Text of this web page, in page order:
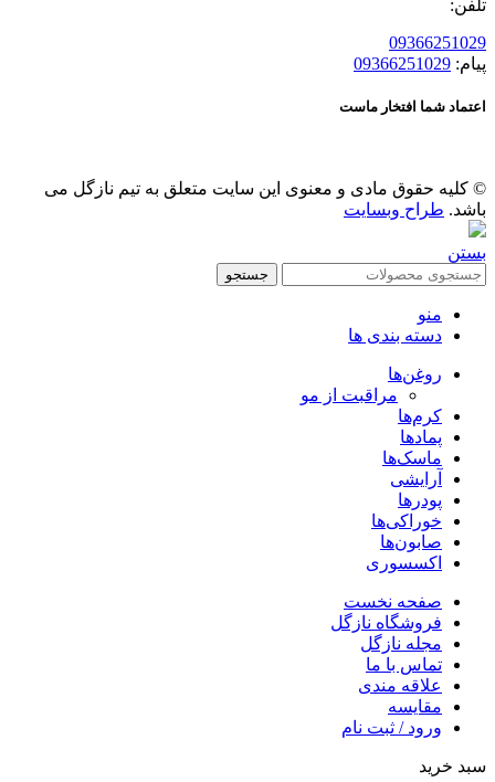
تلفن:
09366251029
پیام: 09366251029
اعتماد شما افتخار ماست
© کلیه حقوق مادی و معنوی این سایت متعلق به تیم نازگل می
باشد. طراح وبسایت
بستن
جستجو
منو
دسته بندی ها
روغن‌ها
مراقبت از مو
کرم‌ها
پمادها
ماسک‌ها
آرایشی
پودرها
خوراکی‌ها
صابون‌ها
اکسسوری
صفحه نخست
فروشگاه نازگل
مجله نازگل
تماس با ما
علاقه مندی
مقایسه
ورود / ثبت نام
سبد خرید